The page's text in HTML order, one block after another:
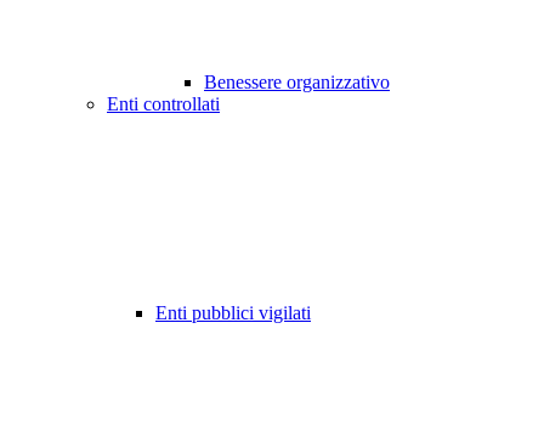
Benessere organizzativo
Enti controllati
Enti pubblici vigilati